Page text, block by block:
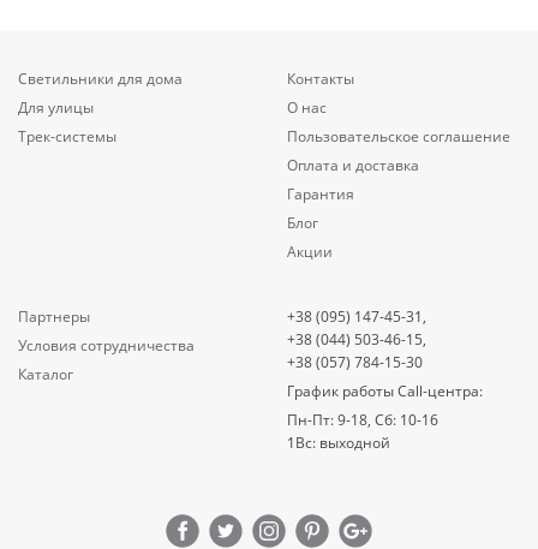
Светильники для дома
Для улицы
Трек-системы
Контакты
О нас
Пользовательское соглашение
Оплата и доставка
Гарантия
Блог
Акции
Партнеры
Условия сотрудничества
Каталог
+38 (095) 147-45-31,
+38 (044) 503-46-15,
+38 (057) 784-15-30
График работы Call-центра:
Пн-Пт: 9-18, Сб: 10-16
1Вс: выходной